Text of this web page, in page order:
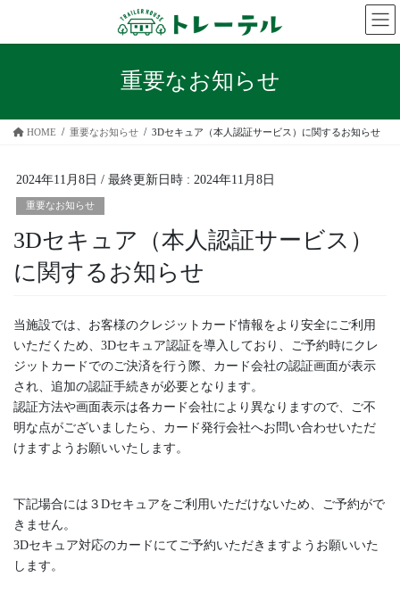
テ
ス
ゲ
ン
重要なお知らせ
HOME 重要なお知らせ 3Dセキュア（本人認証サービス）に関するお知らせ
2024年11月8日 / 最終更新日時 : 2024年11月8日
重要なお知らせ
3Dセキュア（本人認証サービス）
に関するお知らせ
当施設では、お客様のクレジットカード情報をより安全にご利用
いただくため、3Dセキュア認証を導入しており、ご予約時にクレ
ジットカードでのご決済を行う際、カード会社の認証画面が表示
され、追加の認証手続きが必要となります。
認証方法や画面表示は各カード会社により異なりますので、ご不
明な点がございましたら、カード発行会社へお問い合わせいただ
けますようお願いいたします。
下記場合には３Dセキュアをご利用いただけないため、ご予約がで
きません。
3Dセキュア対応のカードにてご予約いただきますようお願いいた
します。